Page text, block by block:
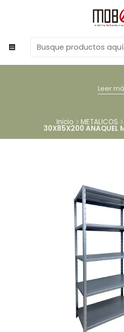
Leer
Inicio METALICOS
30X85X200 ANAQUEL